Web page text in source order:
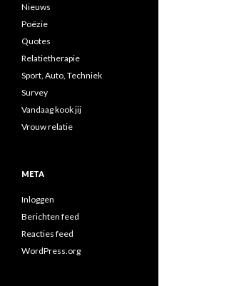
Nieuws
Poëzie
Quotes
Relatietherapie
Sport, Auto, Techniek
Survey
Vandaag kook jij
Vrouw relatie
META
Inloggen
Berichten feed
Reacties feed
WordPress.org